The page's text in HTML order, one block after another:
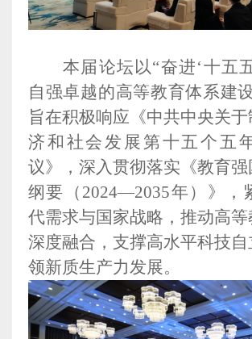
本届论坛以“奋进‘十五
自强卓越的高等教育体系建
旨在积极响应《中共中央关
济和社会发展第十五个五
议》，深入贯彻落实《教育强
纲要（2024—2035年）》，
代需求与国家战略，推动高
深度融合，支撑高水平科技自
领新质生产力发展。